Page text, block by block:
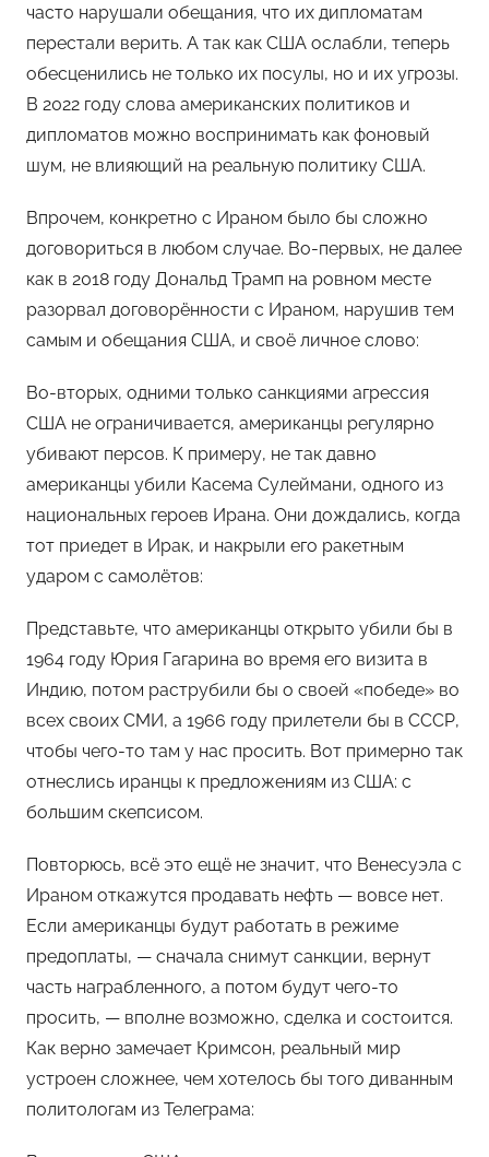
часто нарушали обещания, что их дипломатам
перестали верить. А так как США ослабли, теперь
обесценились не только их посулы, но и их угрозы.
В 2022 году слова американских политиков и
дипломатов можно воспринимать как фоновый
шум, не влияющий на реальную политику США.
Впрочем, конкретно с Ираном было бы сложно
договориться в любом случае. Во-первых, не далее
как в 2018 году Дональд Трамп на ровном месте
разорвал договорённости с Ираном, нарушив тем
самым и обещания США, и своё личное слово:
Во-вторых, одними только санкциями агрессия
США не ограничивается, американцы регулярно
убивают персов. К примеру, не так давно
американцы убили Касема Сулеймани, одного из
национальных героев Ирана. Они дождались, когда
тот приедет в Ирак, и накрыли его ракетным
ударом с самолётов:
Представьте, что американцы открыто убили бы в
1964 году Юрия Гагарина во время его визита в
Индию, потом раструбили бы о своей «победе» во
всех своих СМИ, а 1966 году прилетели бы в СССР,
чтобы чего-то там у нас просить. Вот примерно так
отнеслись иранцы к предложениям из США: с
большим скепсисом.
Повторюсь, всё это ещё не значит, что Венесуэла с
Ираном откажутся продавать нефть — вовсе нет.
Если американцы будут работать в режиме
предоплаты, — сначала снимут санкции, вернут
часть награбленного, а потом будут чего-то
просить, — вполне возможно, сделка и состоится.
Как верно замечает Кримсон, реальный мир
устроен сложнее, чем хотелось бы того диванным
политологам из Телеграма: